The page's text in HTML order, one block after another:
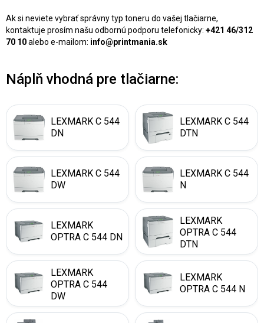
Ak si neviete vybrať správny typ toneru do vašej tlačiarne,
kontaktuje prosím našu odbornú podporu telefonicky: +421 46/312
70 10alebo e-mailom: info@printmania.sk
Náplň vhodná pre tlačiarne:
LEXMARK C 544
DN
LEXMARK C 544
DTN
LEXMARK C 544
DW
LEXMARK C 544
N
LEXMARK
OPTRA C 544 DN
LEXMARK
OPTRA C 544
DTN
LEXMARK
OPTRA C 544
DW
LEXMARK
OPTRA C 544 N